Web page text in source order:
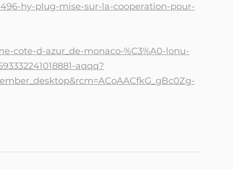
hy-plug-mise-sur-la-cooperation-pour-
cote-d-azur_de-monaco-%C3%A0-lonu-
aqqq?